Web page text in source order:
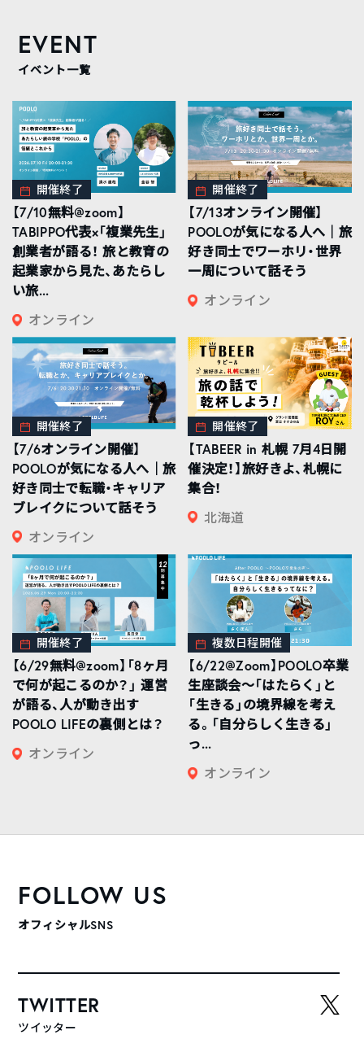
EVENT
イベント一覧
開催終了
【7/10無料@zoom】
TABIPPO代表×「複業先生」
創業者が語る！ 旅と教育の
起業家から見た、あたらし
い旅...
オンライン
開催終了
【7/13オンライン開催】
POOLOが気になる人へ｜旅
好き同士でワーホリ・世界
一周について話そう
オンライン
開催終了
【7/6オンライン開催】
POOLOが気になる人へ｜旅
好き同士で転職・キャリア
ブレイクについて話そう
オンライン
開催終了
【TABEER in 札幌 7月4日開
催決定！】旅好きよ、札幌に
集合！
北海道
開催終了
【6/29無料@zoom】「8ヶ月
で何が起こるのか？」 運営
が語る、人が動き出す
POOLO LIFEの裏側とは？
オンライン
複数日程開催
【6/22@Zoom】POOLO卒業
生座談会〜「はたらく」と
「生きる」の境界線を考え
る。「自分らしく生きる」
っ...
オンライン
FOLLOW US
オフィシャルSNS
TWITTER
ツイッター